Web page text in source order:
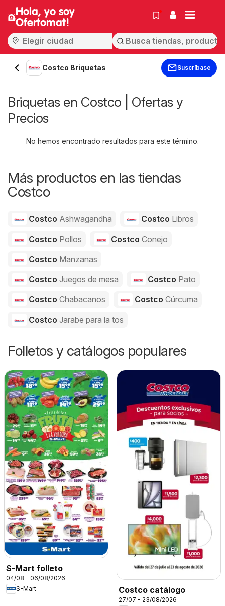
Hola, yo soy
Ofertomat!
Costco Briquetas Suscríbase
Briquetas en Costco | Ofertas y
Precios
No hemos encontrado resultados para este término.
Más productos en las tiendas
Costco
Costco Ashwagandha Costco Libros
Costco Pollos Costco Conejo
Costco Manzanas
Costco Juegos de mesa Costco Pato
Costco Chabacanos Costco Cúrcuma
Costco Jarabe para la tos
Folletos y catálogos populares
S-Mart folleto
04/08 - 06/08/2026
S-Mart
Costco catálogo
27/07 - 23/08/2026